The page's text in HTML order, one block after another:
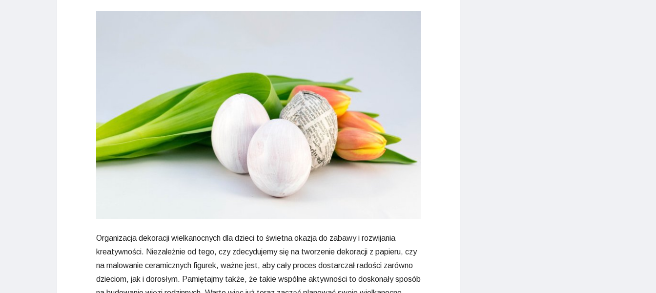
Organizacja dekoracji wielkanocnych dla dzieci to świetna okazja do zabawy i rozwijania
kreatywności. Niezależnie od tego, czy zdecydujemy się na tworzenie dekoracji z papieru, czy
na malowanie ceramicznych figurek, ważne jest, aby cały proces dostarczał radości zarówno
dzieciom, jak i dorosłym. Pamiętajmy także, że takie wspólne aktywności to doskonały sposób